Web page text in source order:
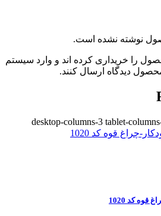
نوشته نشده است.
را خریداری کرده اند و وارد سیستم
محصول دیدگاه ارسال کنند.
desktop-columns-3 tablet-
کد 1020